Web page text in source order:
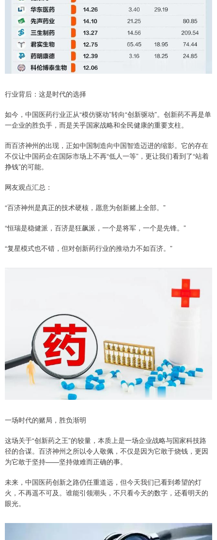
行业背后：这是时代的选择
如今，中国医药行业正从“模仿驱动”转向“创新驱动”。创新药不再是单
一企业的胜负手，而是关乎国家战略和全民健康的重要支柱。
而百济神州的出现，正如中国制造向中国智造迈进的缩影。它的存在
不仅让中国药企在国际市场上不再“低人一等”，更让我们看到了“站着
挣钱”的可能。
网友观点汇总：
“百济神州是真正的技术硬核，愿意为创新赌上全部。”
“恒瑞是稳健派，百济是狂飙派，一个是将军，一个是先锋。”
“复星模式也不错，但对创新药行业的推动力不如百济。”
一场时代的赌局，胜负渐明
这场关于“创新药之王”的较量，本质上是一场企业战略与国家科技路
径的合谋。百济神州之所以令人敬佩，不仅是因为它敢于烧钱，更因
为它敢于坚持——坚持做难而正确的事。
未来，中国医药创新之路仍任重道远，但今天我们已看到希望的灯
火，不再遥不可及。谁能引领潮头，不只看今天的数字，还看明天的
眼光。